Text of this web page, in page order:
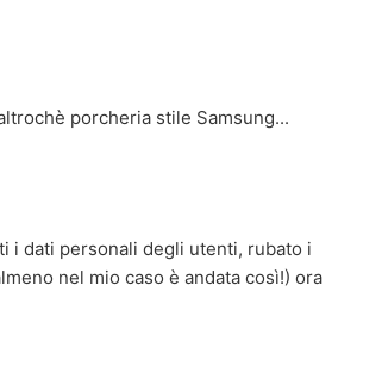
porcheria stile Samsung...
i dati personali degli utenti, rubato i
nel mio caso è andata così!) ora